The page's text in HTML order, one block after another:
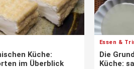
Küche:
im Überblick
Essen &
Die
Küche: